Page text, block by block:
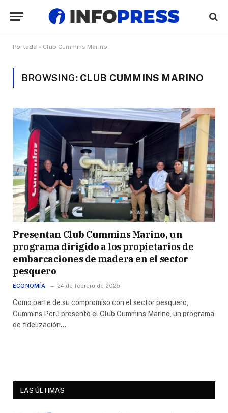
Portada » Club Cummins Marino
BROWSING: CLUB CUMMINS MARINO
Presentan Club Cummins Marino, un
programa dirigido a los propietarios de
embarcaciones de madera en el sector
pesquero
ECONOMÍA 24 de febrero de 2025
Como parte de su compromiso con el sector pesquero,
Cummins Perú presentó el Club Cummins Marino, un programa
de fidelización…
LAS ÚLTIMAS